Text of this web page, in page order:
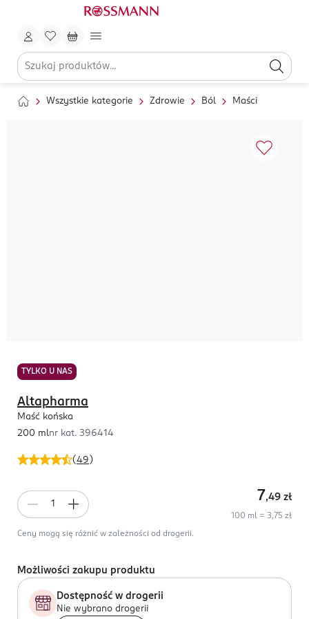
Wszystkie kategorie Zdrowie Ból Maści
TYLKO U NAS
(49 )
Altapharma
Maść końska
200 mlnr kat. 396414
7,49 zł
100 ml = 3,75 zł
Ceny mogą się różnić w zależności od drogerii.
Możliwości zakupu produktu
Dostępność w drogerii
Nie wybrano drogerii